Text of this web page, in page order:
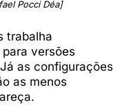
Pocci Déa]
trabalha
versões
as configurações
as menos